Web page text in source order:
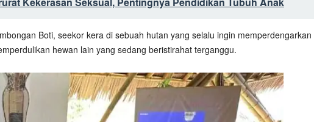
Boti, seekor kera di sebuah hutan yang selalu ingin memperdengarkan
hewan lain yang sedang beristirahat terganggu.